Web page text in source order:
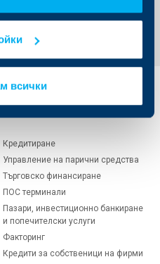
всички
Кредитиране
Управление на парични средства
Търговско финансиране
ПОС терминали
Пазари, инвестиционно банкиране
и попечителски услуги
Факторинг
Кредити за собственици на фирми